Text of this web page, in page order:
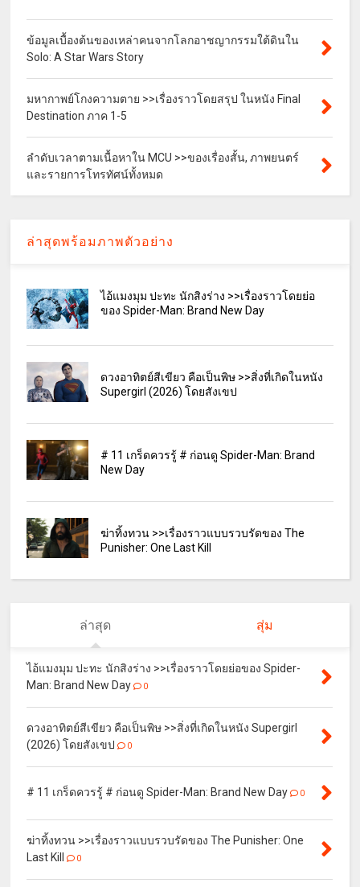
ข้อมูลเบื้องต้นของเหล่าคนจากโลกอาชญากรรมใต้ดินใน
Solo: A Star Wars Story
มหากาพย์โกงความตาย >>เรื่องราวโดยสรุป ในหนัง Final
Destination ภาค 1-5
ลำดับเวลาตามเนื้อหาใน MCU >>ของเรื่องสั้น, ภาพยนตร์
และรายการโทรทัศน์ทั้งหมด
ล่าสุดพร้อมภาพตัวอย่าง
ไอ้แมงมุม ปะทะ นักสิงร่าง >>เรื่องราวโดยย่อ
ของ Spider-Man: Brand New Day
ดวงอาทิตย์สีเขียว คือเป็นพิษ >>สิ่งที่เกิดในหนัง
Supergirl (2026) โดยสังเขป
# 11 เกร็ดควรรู้ # ก่อนดู Spider-Man: Brand
New Day
ฆ่าทิ้งทวน >>เรื่องราวแบบรวบรัดของ The
Punisher: One Last Kill
ล่าสุด สุ่ม
ไอ้แมงมุม ปะทะ นักสิงร่าง >>เรื่องราวโดยย่อของ Spider-
Man: Brand New Day
0
ดวงอาทิตย์สีเขียว คือเป็นพิษ >>สิ่งที่เกิดในหนัง Supergirl
(2026) โดยสังเขป
0
# 11 เกร็ดควรรู้ # ก่อนดู Spider-Man: Brand New Day 0
ฆ่าทิ้งทวน >>เรื่องราวแบบรวบรัดของ The Punisher: One
Last Kill
0